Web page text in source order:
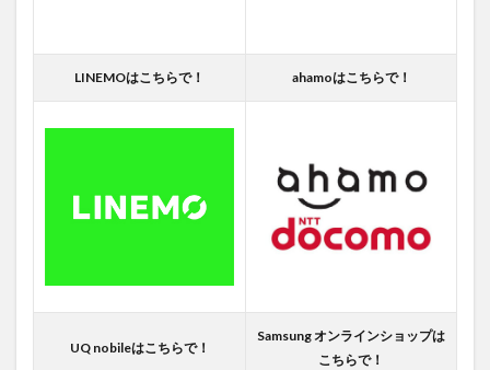
LINEMOはこちらで！ ahamoはこちらで！
UQ nobileはこちらで！
Samsung オンラインショップは
こちらで！